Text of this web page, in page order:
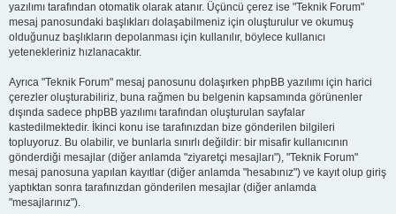
yazılımı tarafından otomatik olarak atanır. Üçüncü çerez ise "Teknik Forum"
mesaj panosundaki başlıkları dolaşabilmeniz için oluşturulur ve okumuş
olduğunuz başlıkların depolanması için kullanılır, böylece kullanıcı
yetenekleriniz hızlanacaktır.
Ayrıca "Teknik Forum" mesaj panosunu dolaşırken phpBB yazılımı için harici
çerezler oluşturabiliriz, buna rağmen bu belgenin kapsamında görünenler
dışında sadece phpBB yazılımı tarafından oluşturulan sayfalar
kastedilmektedir. İkinci konu ise tarafınızdan bize gönderilen bilgileri
topluyoruz. Bu olabilir, ve bunlarla sınırlı değildir: bir misafir kullanıcının
gönderdiği mesajlar (diğer anlamda "ziyaretçi mesajları"), "Teknik Forum"
mesaj panosuna yapılan kayıtlar (diğer anlamda "hesabınız") ve kayıt olup giriş
yaptıktan sonra tarafınızdan gönderilen mesajlar (diğer anlamda
"mesajlarınız").